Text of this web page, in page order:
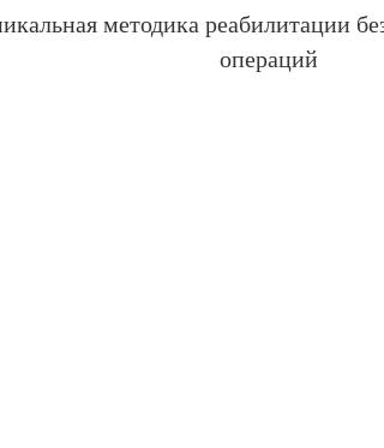
методика реабилитации
операций